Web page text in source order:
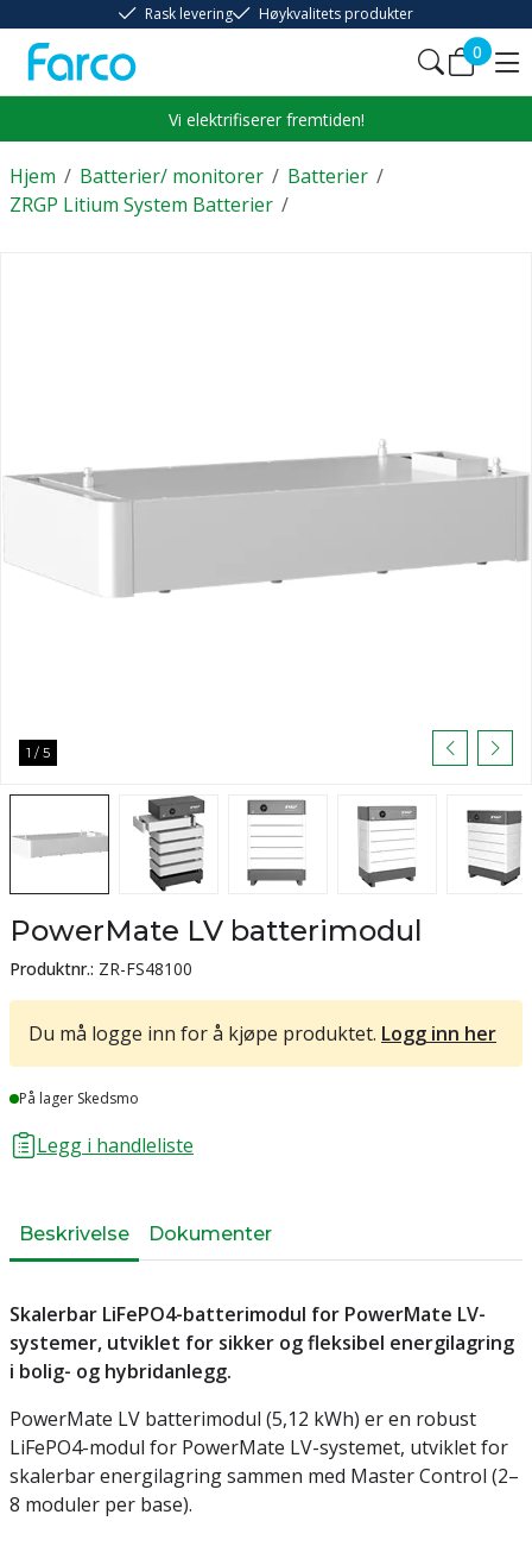
Rask levering Høykvalitets produkter
0
Vi elektrifiserer fremtiden!
/
Hjem /
Batterier/ monitorer /
Batterier
/
ZRGP Litium System Batterier
1 / 5
PowerMate LV batterimodul
Produktnr.: ZR-FS48100
Du må logge inn for å kjøpe produktet. Logg inn her
Lager
På lager Skedsmo
Legg i handleliste
Beskrivelse Dokumenter
Skalerbar LiFePO4-batterimodul for PowerMate LV-
systemer, utviklet for sikker og fleksibel energilagring
i bolig- og hybridanlegg.
PowerMate LV batterimodul (5,12 kWh) er en robust
LiFePO4-modul for PowerMate LV-systemet, utviklet for
skalerbar energilagring sammen med Master Control (2–
8 moduler per base).